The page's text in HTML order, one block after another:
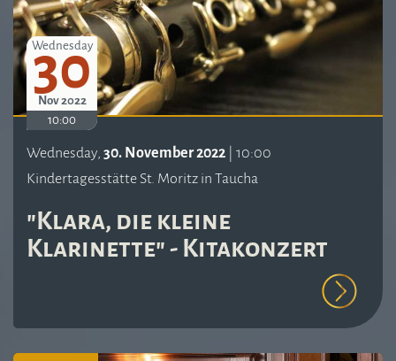
Wednesday
30
Nov 2022
10:00
Wednesday, 30. November 2022 | 10:00
Kindertagesstätte St. Moritz in Taucha
"Klara, die kleine
Klarinette" - Kitakonzert